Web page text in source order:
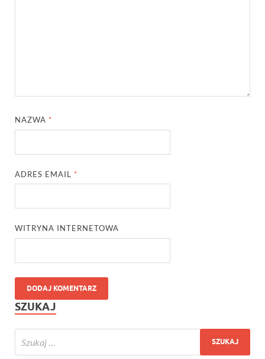
NAZWA *
ADRES EMAIL *
WITRYNA INTERNETOWA
SZUKAJ